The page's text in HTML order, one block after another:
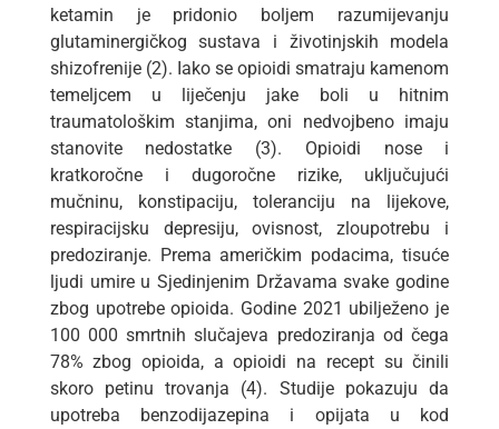
ketamin je pridonio boljem razumijevanju
glutaminergičkog sustava i životinjskih modela
shizofrenije (2). Iako se opioidi smatraju kamenom
temeljcem u liječenju jake boli u hitnim
traumatološkim stanjima, oni nedvojbeno imaju
stanovite nedostatke (3). Opioidi nose i
kratkoročne i dugoročne rizike, uključujući
mučninu, konstipaciju, toleranciju na lijekove,
respiracijsku depresiju, ovisnost, zloupotrebu i
predoziranje. Prema američkim podacima, tisuće
ljudi umire u Sjedinjenim Državama svake godine
zbog upotrebe opioida. Godine 2021 ubilježeno je
100 000 smrtnih slučajeva predoziranja od čega
78% zbog opioida, a opioidi na recept su činili
skoro petinu trovanja (4). Studije pokazuju da
upotreba benzodijazepina i opijata u kod